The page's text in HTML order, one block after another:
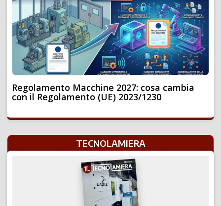
Regolamento Macchine 2027: cosa cambia
con il Regolamento (UE) 2023/1230
TECNOLAMIERA